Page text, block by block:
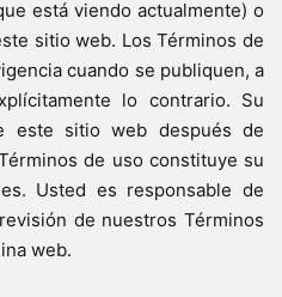
está viendo actualmente) o
sitio web. Los Términos de
cuando se publiquen, a
lo contrario. Su
este sitio web después de
de uso constituye su
Usted es responsable de
de nuestros Términos
web.